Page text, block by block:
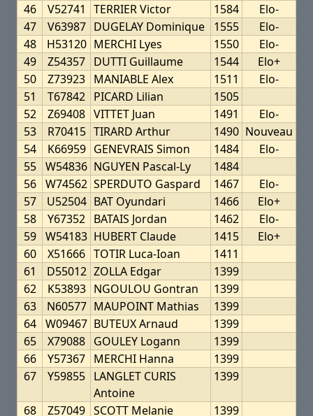
46
V52741 TERRIER Victor 1584
Elo-
47
V63987 DUGELAY Dominique 1555
Elo-
48
H53120 MERCHI Lyes 1550
Elo-
49
Z54357 DUTTI Guillaume 1544
Elo+
50
Z73923 MANIABLE Alex 1511
Elo-
51
T67842 PICARD Lilian
1505
52
Z69408 VITTET Juan 1491
Elo-
53
R70415 TIRARD Arthur 1490 Nouveau
54
K66959 GENEVRAIS Simon 1484
Elo-
55 W54836 NGUYEN Pascal-Ly
1484
56 W74562 SPERDUTO Gaspard 1467
Elo-
57
U52504 BAT Oyundari 1466
Elo+
58
Y67352 BATAIS Jordan 1462
Elo-
59 W54183 HUBERT Claude 1415
Elo+
60
X51666 TOTIR Luca-Ioan
1411
61
D55012 ZOLLA Edgar
1399
62
K53893 NGOULOU Gontran
1399
63
N60577 MAUPOINT Mathias
1399
64 W09467 BUTEUX Arnaud
1399
65
X79088 GOULEY Logann
1399
66
Y57367 MERCHI Hanna
1399
67
Y59855 LANGLET CURIS
Antoine
1399
68 Z57049 SCOTT Melanie
1399